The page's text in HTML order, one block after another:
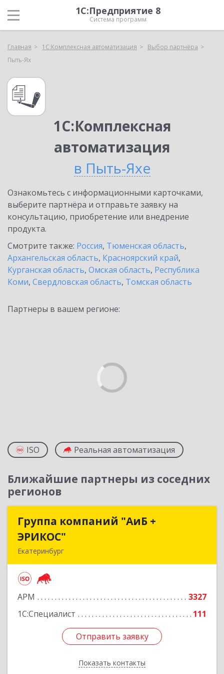
1С:Предприятие 8
Система программ
Главная 1С:Комплексная автоматизация
Выбор партнёра
Пыть-Ях
1С:Комплексная
автоматизация
в Пыть-Яхе
Ознакомьтесь с информационными карточками,
выберите партнёра и отправьте заявку на
консультацию, приобретение или внедрение
продукта.
Смотрите также: Россия, Тюменская область,
Архангельская область, Красноярский край,
Курганская область, Омская область, Республика
Коми, Свердловская область, Томская область
Партнеры в вашем регионе:
ISO Реальная автоматизация
Ближайшие партнеры из соседних
регионов
Группа компаний "АиБ +
ЭРИКОС"
Екатеринбург
АРМ
3327
1С:Специалист
111
Отправить заявку
Показать контакты
Группа компаний "АиБ +
Подробнее
Отправить заявку
Назад